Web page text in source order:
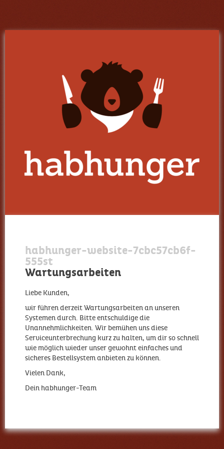
habhunger-website-7cbc57cb6f-
555st
Wartungsarbeiten
Liebe Kunden,
wir führen derzeit Wartungsarbeiten an unseren
Systemen durch. Bitte entschuldige die
Unannehmlichkeiten. Wir bemühen uns diese
Serviceunterbrechung kurz zu halten, um dir so schnell
wie möglich wieder unser gewohnt einfaches und
sicheres Bestellsystem anbieten zu können.
Vielen Dank,
Dein habhunger-Team